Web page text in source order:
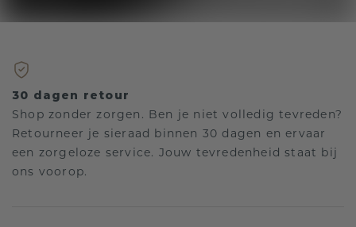
30 dagen retour
Shop zonder zorgen. Ben je niet volledig tevreden?
Retourneer je sieraad binnen 30 dagen en ervaar
een zorgeloze service. Jouw tevredenheid staat bij
ons voorop.